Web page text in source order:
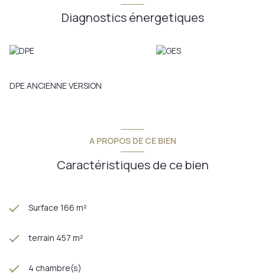
Montdidier. Chauffage central au gaz de ville (chaudière
récente), double vitrage, dépendance, cour sur l'avant de la
secondaire, famille nombreuse, à la recherche du
dépaysement , besoin de télétravailler au calme .... autant de
Diagnostics énergetiques
DPE ANCIENNE VERSION
A PROPOS DE CE BIEN
Caractéristiques de ce bien
Surface 166 m²
terrain 457 m²
4 chambre(s)